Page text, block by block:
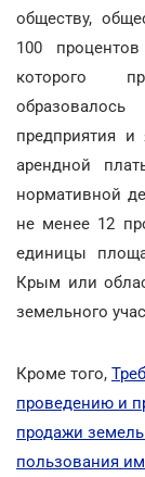
обществу,
100
которого
образовалось
предприятия и
арендной
нормативной
не менее 12
единицы
Крым или
земельного
Кроме того,
проведению и
продажи
пользования